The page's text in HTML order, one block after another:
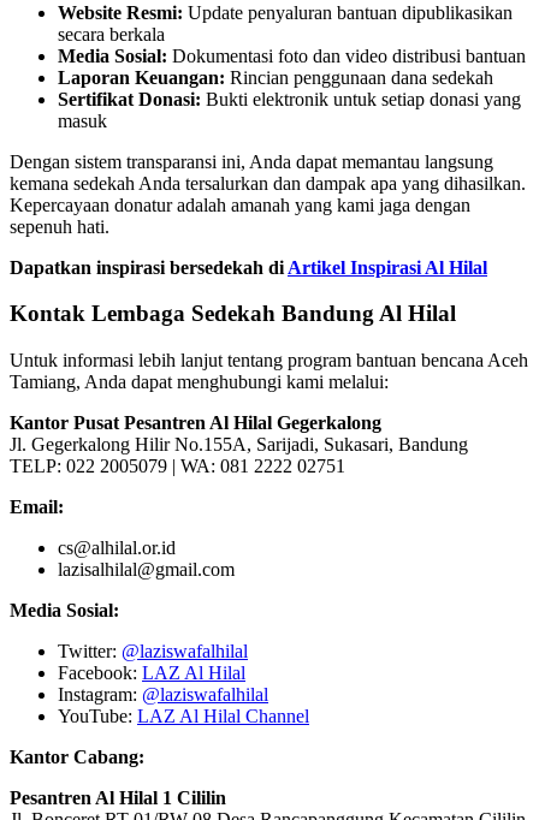
Website Resmi: Update penyaluran bantuan dipublikasikan
secara berkala
Media Sosial: Dokumentasi foto dan video distribusi bantuan
Laporan Keuangan: Rincian penggunaan dana sedekah
Sertifikat Donasi: Bukti elektronik untuk setiap donasi yang
masuk
Dengan sistem transparansi ini, Anda dapat memantau langsung
kemana sedekah Anda tersalurkan dan dampak apa yang dihasilkan.
Kepercayaan donatur adalah amanah yang kami jaga dengan
sepenuh hati.
Dapatkan inspirasi bersedekah di Artikel Inspirasi Al Hilal
Kontak Lembaga Sedekah Bandung Al Hilal
Untuk informasi lebih lanjut tentang program bantuan bencana Aceh
Tamiang, Anda dapat menghubungi kami melalui:
Kantor Pusat Pesantren Al Hilal Gegerkalong
Jl. Gegerkalong Hilir No.155A, Sarijadi, Sukasari, Bandung
TELP: 022 2005079 | WA: 081 2222 02751
Email:
cs@alhilal.or.id
lazisalhilal@gmail.com
Media Sosial:
Twitter: @laziswafalhilal
Facebook: LAZ Al Hilal
Instagram: @laziswafalhilal
YouTube: LAZ Al Hilal Channel
Kantor Cabang:
Pesantren Al Hilal 1 Cililin